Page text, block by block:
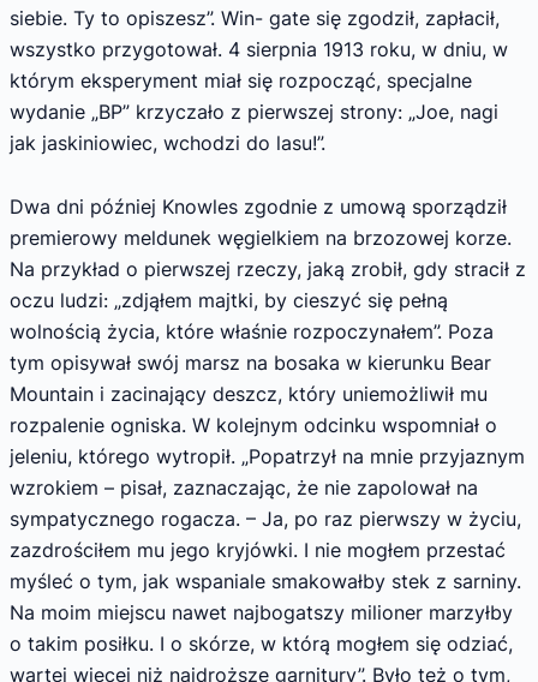
siebie. Ty to opiszesz”. Win- gate się zgodził, zapłacił,
wszystko przygotował. 4 sierpnia 1913 roku, w dniu, w
którym ekspe­ryment miał się rozpocząć, specjalne
wydanie „BP” krzyczało z pierwszej strony: „Joe, nagi
jak jaskiniowiec, wchodzi do lasu!”.
Dwa dni później Knowles zgodnie z umo­wą sporządził
premierowy meldunek węgiel­kiem na brzozowej korze.
Na przykład o pierw­szej rzeczy, jaką zrobił, gdy stracił z
oczu ludzi: „zdjąłem majtki, by cieszyć się pełną
wolnością życia, które właśnie rozpoczynałem”. Poza
tym opisywał swój marsz na bosaka w kierun­ku Bear
Mountain i zacinający deszcz, który uniemożliwił mu
rozpalenie ogniska. W ko­lejnym odcinku wspomniał o
jeleniu, którego wytropił. „Popatrzył na mnie przyjaznym
wzro­kiem – pisał, zaznaczając, że nie zapolował na
sympatycznego rogacza. – Ja, po raz pierwszy w życiu,
zazdrościłem mu jego kryjówki. I nie mogłem przestać
myśleć o tym, jak wspaniale smakowałby stek z sarniny.
Na moim miejscu nawet najbogatszy milioner marzyłby
o takim posiłku. I o skórze, w którą mogłem się odziać,
wartej więcej niż najdroższe garnitury”. Było też o tym,